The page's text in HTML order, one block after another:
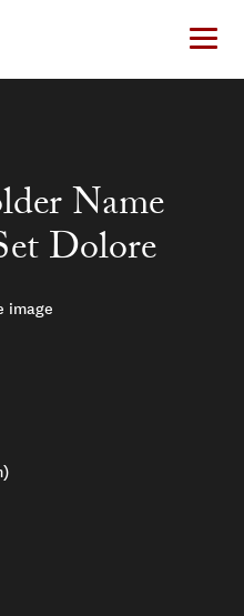
Name
Dolore
image